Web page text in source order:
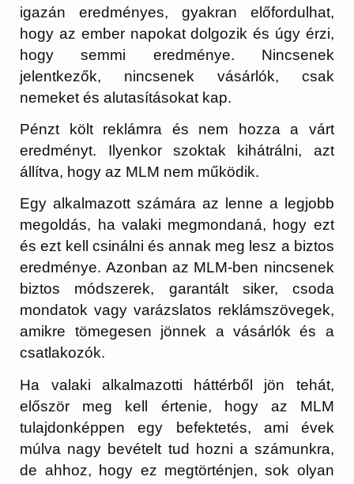
igazán eredményes, gyakran előfordulhat,
hogy az ember napokat dolgozik és úgy érzi,
hogy semmi eredménye. Nincsenek
jelentkezők, nincsenek vásárlók, csak
nemeket és alutasításokat kap.
Pénzt költ reklámra és nem hozza a várt
eredményt. Ilyenkor szoktak kihátrálni, azt
állítva, hogy az MLM nem működik.
Egy alkalmazott számára az lenne a legjobb
megoldás, ha valaki megmondaná, hogy ezt
és ezt kell csinálni és annak meg lesz a biztos
eredménye. Azonban az MLM-ben nincsenek
biztos módszerek, garantált siker, csoda
mondatok vagy varázslatos reklámszövegek,
amikre tömegesen jönnek a vásárlók és a
csatlakozók.
Ha valaki alkalmazotti háttérből jön tehát,
először meg kell értenie, hogy az MLM
tulajdonképpen egy befektetés, ami évek
múlva nagy bevételt tud hozni a számunkra,
de ahhoz, hogy ez megtörténjen, sok olyan